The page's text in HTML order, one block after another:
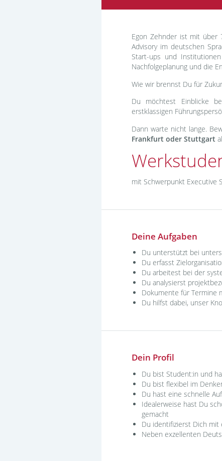
Egon Zehnder ist mit über
Advisory im deutschen
Start-ups und
Nachfolgeplanung und die
Wie wir brennst Du für
Du möchtest Einblicke
erstklassigen
Dann warte nicht lange.
Frankfurt oder Stuttgart
mit Schwerpunkt Executive
Deine Aufgaben
Du unterstützt bei
Du erfasst
Du arbeitest bei der
Du analysierst
Dokumente für Termine
Du hilfst dabei, unser
Dein Profil
Du bist Student:in und
Du bist flexibel im
Du hast eine schnelle
Idealerweise hast Du
gemacht
Du identifizierst Dich mit
Neben exzellenten